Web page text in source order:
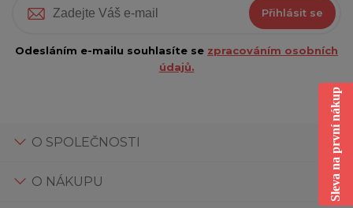
Přihlásit se
Odesláním e-mailu souhlasíte se zpracováním osobních
údajů.
O SPOLEČNOSTI
O NÁKUPU Sleva na první nákup